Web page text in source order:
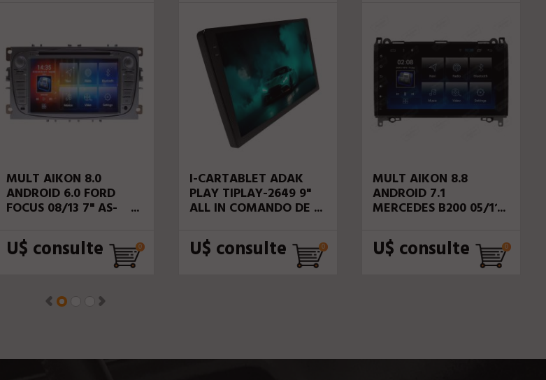
MULT AIKON 8.0
ANDROID 6.0 FORD
FOCUS 08/13 7" AS-
U$ consulte
I-CARTABLET ADAK
PLAY TIPLAY-2649 9"
ALL IN COMANDO DE
U$ consulte
MULT AIKON 8.8
ANDROID 7.1
MERCEDES B200 05/11
27001
U$ consulte